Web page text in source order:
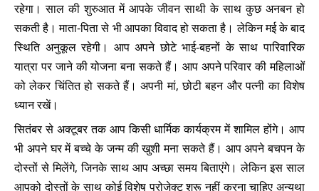
रहेगा। साल की शुरुआत में आपके जीवन साथी के साथ कुछ अनबन हो
सकती है। माता-पिता से भी आपका विवाद हो सकता है। लेकिन मई के बाद
स्थिति अनुकूल रहेगी। आप अपने छोटे भाई-बहनों के साथ पारिवारिक
यात्रा पर जाने की योजना बना सकते हैं। आप अपने परिवार की महिलाओं
को लेकर चिंतित हो सकते हैं। अपनी मां, छोटी बहन और पत्नी का विशेष
ध्यान रखें।
सितंबर से अक्टूबर तक आप किसी धार्मिक कार्यक्रम में शामिल होंगे। आप
भी अपने घर में बच्चे के जन्म की खुशी मना सकते हैं। आप अपने बचपन के
दोस्तों से मिलेंगे, जिनके साथ आप अच्छा समय बिताएंगे। लेकिन इस साल
आपको दोस्तों के साथ कोई विशेष प्रोजेक्ट शुरू नहीं करना चाहिए अन्यथा